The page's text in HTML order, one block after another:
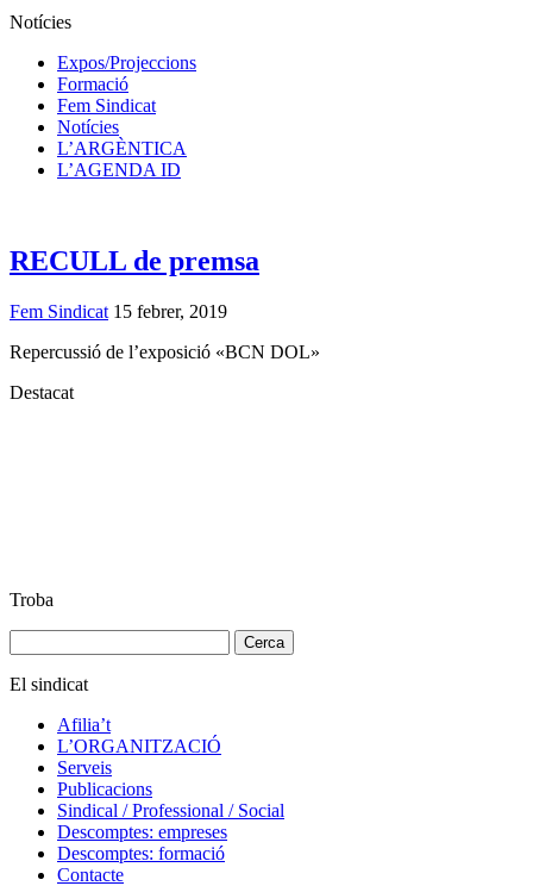
Notícies
Expos/Projeccions
Formació
Fem Sindicat
Notícies
L’ARGÈNTICA
L’AGENDA ID
RECULL de premsa
Fem Sindicat 15 febrer, 2019
Repercussió de l’exposició «BCN DOL»
Destacat
Troba
El sindicat
Afilia’t
L’ORGANITZACIÓ
Serveis
Publicacions
Sindical / Professional / Social
Descomptes: empreses
Descomptes: formació
Contacte